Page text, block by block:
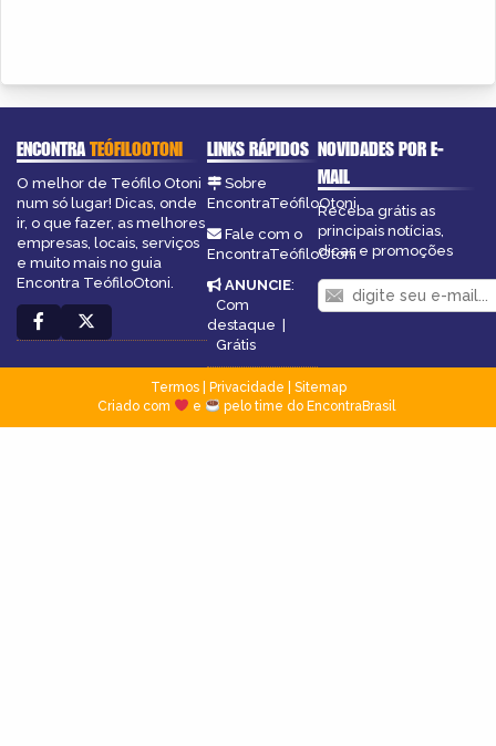
ENCONTRATEÓFILOOTONI
O melhor de Teófilo Otoni
num só lugar! Dicas, onde
ir, o que fazer, as melhores
empresas, locais, serviços
e muito mais no guia
Encontra TeófiloOtoni.
LINKS RÁPIDOS
Sobre
EncontraTeófiloOtoni
Fale com o
EncontraTeófiloOtoni
ANUNCIE:
Com
destaque |
Grátis
NOVIDADES POR E-
MAIL
Receba grátis as
principais notícias,
dicas e promoções
Termos| Privacidade
Sitemap
Criado com
e pelo time do EncontraBrasil